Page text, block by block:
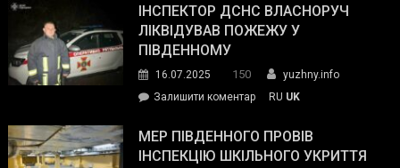
провів
нараду
силових
та
органів:
«Наш
ІНСПЕКТОР ДСНС ВЛАСНОРУЧ
ЛІКВІДУВАВ ПОЖЕЖУ У
ПІВДЕННОМУ
16.07.2025 150
yuzhny.info
Залишити коментарon
ДСНС
власноруч
RU UK
МЕР ПІВДЕННОГО ПРОВІВ
ІНСПЕКЦІЮ ШКІЛЬНОГО УКРИТТЯ